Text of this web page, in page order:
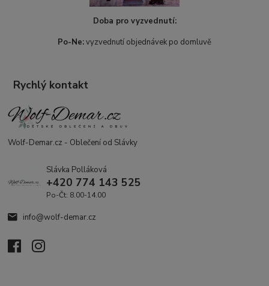
Doba pro vyzvednutí:
Po-Ne:vyzvednutí objednávek po domluvě
Rychlý kontakt
Wolf-Demar.cz - Oblečení od Slávky
Slávka Polláková
+420 774 143 525
Po-Čt: 8.00-14.00
info@wolf-demar.cz